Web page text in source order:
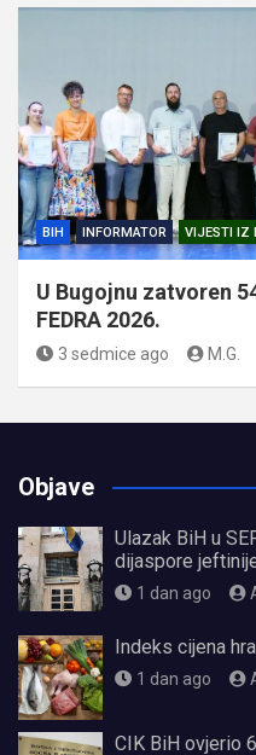
BIH INFORMATOR VIJESTI IZ
U Bugojnu zatvoren
FEDRA 2026.
3 sedmice ago M.G.
Objave
Ulazak BiH u
dijaspore
1 dan ago
Indeks cijena
1 dan ago
CIK BiH ovjerio